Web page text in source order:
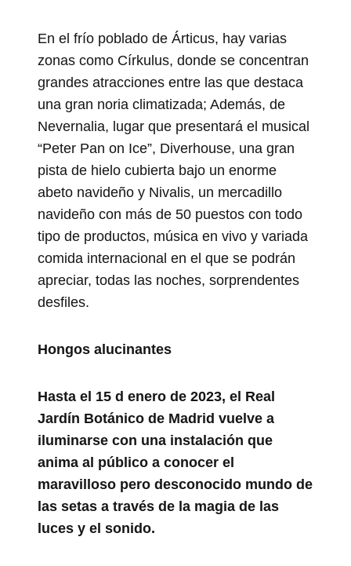
En el frío poblado de Árticus, hay varias
zonas como Církulus, donde se concentran
grandes atracciones entre las que destaca
una gran noria climatizada; Además, de
Nevernalia, lugar que presentará el musical
“Peter Pan on Ice”, Diverhouse, una gran
pista de hielo cubierta bajo un enorme
abeto navideño y Nivalis, un mercadillo
navideño con más de 50 puestos con todo
tipo de productos, música en vivo y variada
comida internacional en el que se podrán
apreciar, todas las noches, sorprendentes
desfiles.
Hongos alucinantes
Hasta el 15 d enero de 2023, el Real
Jardín Botánico de Madrid vuelve a
iluminarse con una instalación que
anima al público a conocer el
maravilloso pero desconocido mundo de
las setas a través de la magia de las
luces y el sonido.